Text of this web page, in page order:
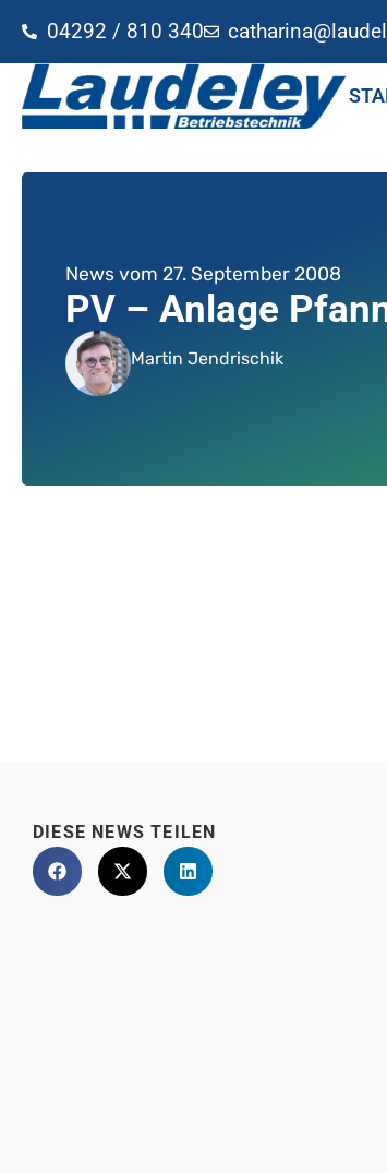
04292 / 810 340
News vom 27. September 2008
PV – Anlage
Martin Jendrischik
DIESE NEWS TEILEN